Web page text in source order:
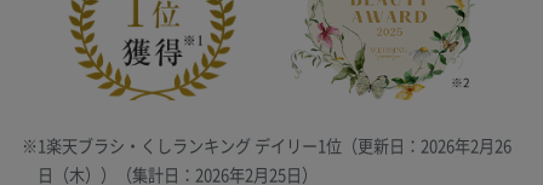
※1楽天ブラシ・くしランキング デイリー1位（更新日：2026年2月26
日（木））（集計日：2026年2月25日）